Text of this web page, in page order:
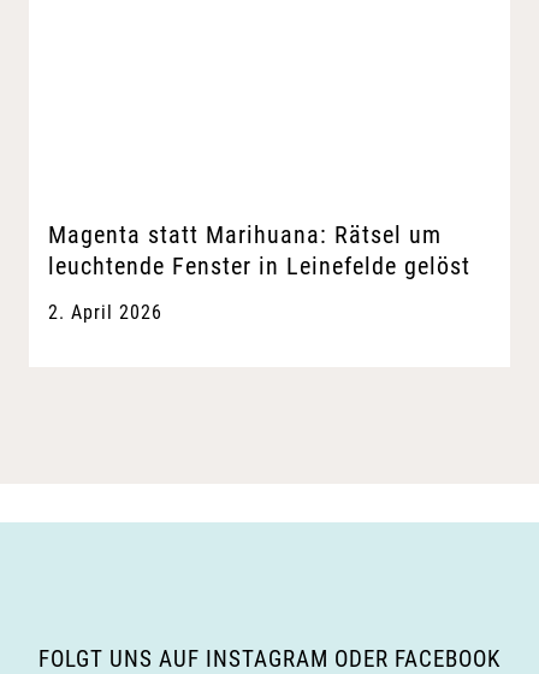
Magenta statt Marihuana: Rätsel um
leuchtende Fenster in Leinefelde gelöst
2. April 2026
FOLGT UNS AUF INSTAGRAM ODER FACEBOOK